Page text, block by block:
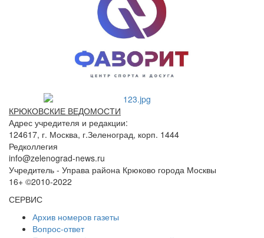
КРЮКОВСКИЕ ВЕДОМОСТИ
Адрес учредителя и редакции:
124617, г. Москва, г.Зеленоград, корп. 1444
Редколлегия
info@zelenograd-news.ru
Учредитель - Управа района Крюково города Москвы
16+ ©2010-2022
СЕРВИС
Архив номеров газеты
Вопрос-ответ